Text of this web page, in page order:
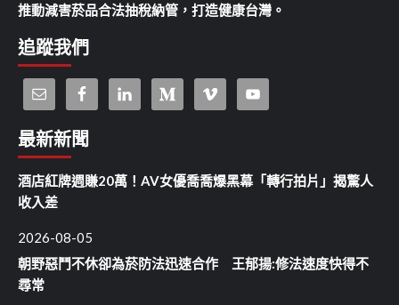
推動減害菸品合法抽稅納管，打造健康台灣。
追蹤我們
最新新聞
酒店紅牌週賺20萬！AV女優喬喬爆黑幕「轉行拍片」揭驚人
收入差
2026-08-05
朝野惡鬥不休卻為菸防法迅速合作 王郁揚:修法速度快得不
尋常